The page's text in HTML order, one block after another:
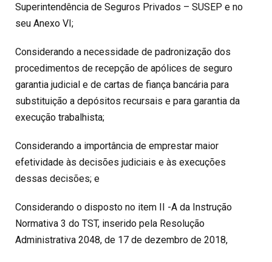
Superintendência de Seguros Privados – SUSEP e no
seu Anexo VI;
Considerando a necessidade de padronização dos
procedimentos de recepção de apólices de seguro
garantia judicial e de cartas de fiança bancária para
substituição a depósitos recursais e para garantia da
execução trabalhista;
Considerando a importância de emprestar maior
efetividade às decisões judiciais e às execuções
dessas decisões; e
Considerando o disposto no item II -A da Instrução
Normativa 3 do TST, inserido pela Resolução
Administrativa 2048, de 17 de dezembro de 2018,